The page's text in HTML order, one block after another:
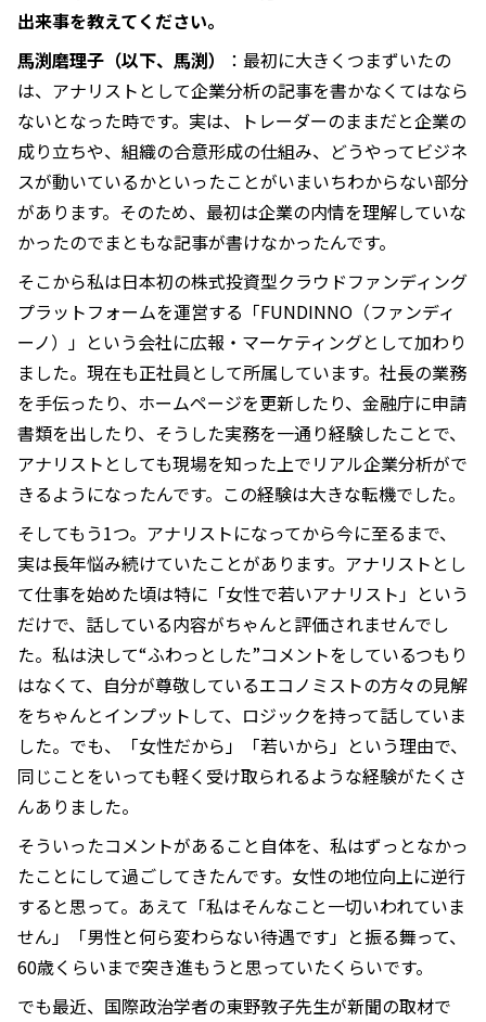
出来事を教えてください。
馬渕磨理子（以下、馬渕）
：最初に大きくつまずいたの
は、アナリストとして企業分析の記事を書かなくてはなら
ないとなった時です。実は、トレーダーのままだと企業の
成り立ちや、組織の合意形成の仕組み、どうやってビジネ
スが動いているかといったことがいまいちわからない部分
があります。そのため、最初は企業の内情を理解していな
かったのでまともな記事が書けなかったんです。
そこから私は日本初の株式投資型クラウドファンディング
プラットフォームを運営する「FUNDINNO（ファンディ
ーノ）」という会社に広報・マーケティングとして加わり
ました。現在も正社員として所属しています。社長の業務
を手伝ったり、ホームページを更新したり、金融庁に申請
書類を出したり、そうした実務を一通り経験したことで、
アナリストとしても現場を知った上でリアル企業分析がで
きるようになったんです。この経験は大きな転機でした。
そしてもう1つ。アナリストになってから今に至るまで、
実は長年悩み続けていたことがあります。アナリストとし
て仕事を始めた頃は特に「女性で若いアナリスト」という
だけで、話している内容がちゃんと評価されませんでし
た。私は決して“ふわっとした”コメントをしているつもり
はなくて、自分が尊敬しているエコノミストの方々の見解
をちゃんとインプットして、ロジックを持って話していま
した。でも、「女性だから」「若いから」という理由で、
同じことをいっても軽く受け取られるような経験がたくさ
んありました。
そういったコメントがあること自体を、私はずっとなかっ
たことにして過ごしてきたんです。女性の地位向上に逆行
すると思って。あえて「私はそんなこと一切いわれていま
せん」「男性と何ら変わらない待遇です」と振る舞って、
60歳くらいまで突き進もうと思っていたくらいです。
でも最近、国際政治学者の東野敦子先生が新聞の取材で